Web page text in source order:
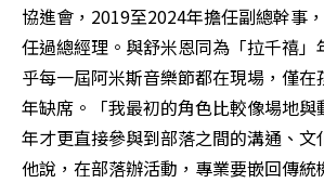
協進會，2019至2024年擔任副總幹事
任過總經理。與舒米恩同為「拉千禧」
乎每一屆阿米斯音樂節都在現場，僅在
年缺席。「我最初的角色比較像場地與
年才更直接參與到部落之間的溝通、文
他說，在部落辦活動，專業要嵌回傳統